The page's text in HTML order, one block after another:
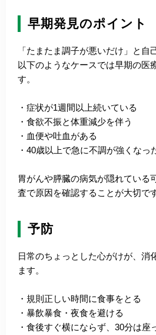
早期発見のポイント
「たまたま調子が悪いだけ」と自
以下のようなケースでは早期の医
す。
・症状が1週間以上続いている
・食欲不振と体重減少を伴う
・血便や吐血がある
・40歳以上で急に不調が強くなっ
胃がんや膵臓の病気が隠れている
査で原因を確認することが大切です
予防
日常のちょっとした心がけが、消
ます。
・規則正しい時間に食事をとる
・暴飲暴食・夜食を避ける
・食後すぐ横にならず、30分は座